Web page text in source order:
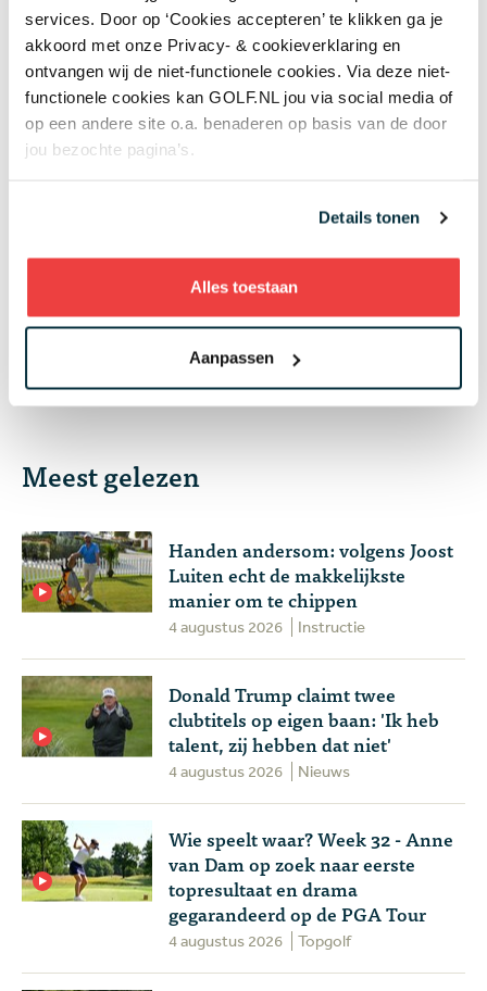
services. Door op ‘Cookies accepteren’ te klikken ga je
akkoord met onze Privacy- & cookieverklaring en
ontvangen wij de niet-functionele cookies. Via deze niet-
functionele cookies kan GOLF.NL jou via social media of
op een andere site o.a. benaderen op basis van de door
jou bezochte pagina’s.
Details tonen
Alles toestaan
Aanpassen
worden op het terrein?
Banen & Clubs
07 aug
In golf kent leeftijd geen grenzen: 50 jaar
verschil tussen de oudste en jongste
deelneemster US Women's Amateur
Topgolf
Wisselbeker van jeugdtour gevonden in
kringloopwinkel: 'Er kwam een enorme
verrassing tevoorschijn'
Overig nieuws
+ Toon meer
Meest gelezen
Handen andersom: volgens Joost
Luiten echt de makkelijkste
manier om te chippen
4 augustus 2026 Instructie
Donald Trump claimt twee
clubtitels op eigen baan: 'Ik heb
talent, zij hebben dat niet'
4 augustus 2026 Nieuws
Wie speelt waar? Week 32 - Anne
van Dam op zoek naar eerste
topresultaat en drama
gegarandeerd op de PGA Tour
4 augustus 2026 Topgolf